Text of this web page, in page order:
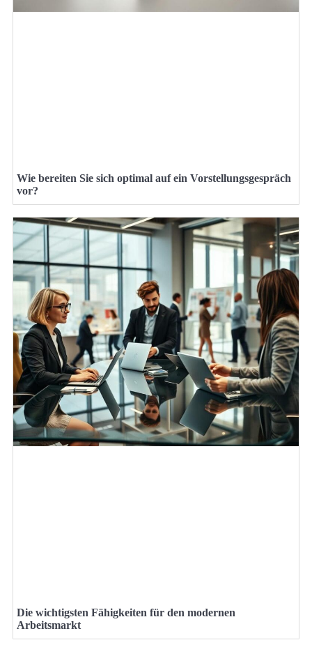
Wie bereiten Sie sich optimal auf ein Vorstellungsgespräch
vor?
Die wichtigsten Fähigkeiten für den modernen
Arbeitsmarkt